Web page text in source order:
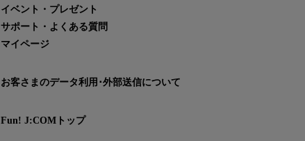
イベント・プレゼント
サポート・よくある質問
マイページ
お客さまのデータ利用･外部送信について
Fun! J:COMトップ